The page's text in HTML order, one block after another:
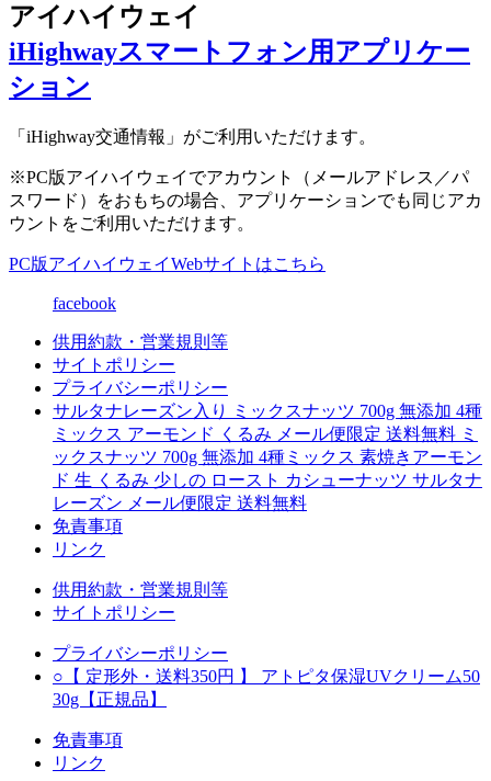
アイハイウェイ
iHighwayスマートフォン用アプリケー
ション
「iHighway交通情報」がご利用いただけます。
※PC版アイハイウェイでアカウント（メールアドレス／パ
スワード）をおもちの場合、アプリケーションでも同じアカ
ウントをご利用いただけます。
PC版アイハイウェイWebサイトはこちら
facebook
供用約款・営業規則等
サイトポリシー
プライバシーポリシー
サルタナレーズン入り ミックスナッツ 700g 無添加 4種
ミックス アーモンド くるみ メール便限定 送料無料 ミ
ックスナッツ 700g 無添加 4種ミックス 素焼きアーモン
ド 生 くるみ 少しの ロースト カシューナッツ サルタナ
レーズン メール便限定 送料無料
免責事項
リンク
供用約款・営業規則等
サイトポリシー
プライバシーポリシー
○【 定形外・送料350円 】 アトピタ保湿UVクリーム50
30g【正規品】
免責事項
リンク